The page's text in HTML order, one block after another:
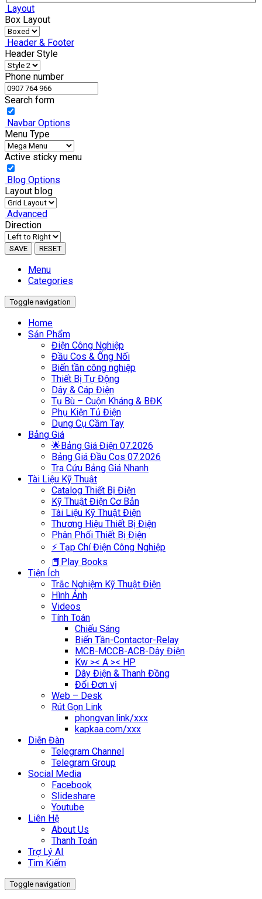
Layout
Box Layout
Header & Footer
Header Style
Phone number
Search form
Navbar Options
Menu Type
Active sticky menu
Blog Options
Layout blog
Advanced
Direction
SAVE RESET
Menu
Categories
Toggle navigation
Home
Sản Phẩm
Điện Công Nghiệp
Đầu Cos & Ống Nối
Biến tần công nghiệp
Thiết Bị Tự Động
Dây & Cáp Điện
Tụ Bù – Cuộn Kháng & BĐK
Phụ Kiện Tủ Điện
Dụng Cụ Cầm Tay
Bảng Giá
🌟Bảng Giá Điện 07.2026
Bảng Giá Đầu Cos 07.2026
Tra Cứu Bảng Giá Nhanh
Tài Liệu Kỹ Thuật
Catalog Thiết Bị Điện
Kỹ Thuật Điện Cơ Bản
Tài Liệu Kỹ Thuật Điện
Thương Hiệu Thiết Bị Điện
Phân Phối Thiết Bị Điện
⚡ Tạp Chí Điện Công Nghiệp
📕Play Books
Tiện Ích
Trắc Nghiệm Kỹ Thuật Điện
Hình Ảnh
Videos
Tính Toán
Chiếu Sáng
Biến Tần-Contactor-Relay
MCB-MCCB-ACB-Dây Điện
Kw >< A >< HP
Dây Điện & Thanh Đồng
Đổi Đơn vị
Web – Desk
Rút Gọn Link
phongvan.link/xxx
kapkaa.com/xxx
Diễn Đàn
Telegram Channel
Telegram Group
Social Media
Facebook
Slideshare
Youtube
Liên Hệ
About Us
Thanh Toán
Trợ Lý AI
Tìm Kiếm
Toggle navigation